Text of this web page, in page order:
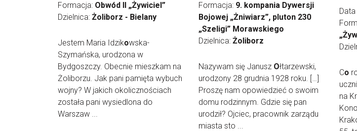
Formacja: Obwód II „Żywiciel”
Dzielnica: Żoliborz - Bielany
Jestem Maria Idzikowska-
Szymańska, urodzona w
Bydgoszczy. Obecnie mieszkam na
Żoliborzu. Jak pani pamięta wybuch
wojny? W jakich okolicznościach
została pani wysiedlona do
Warszaw ...
Formacja: 9. kompania Dywersji
Bojowej „Żniwiarz”, pluton 230
„Szeligi” Morawskiego
Dzielnica: Żoliborz
Nazywam się Janusz Ołtarzewski,
urodzony 28 grudnia 1928 roku. […]
Proszę nam opowiedzieć o swoim
domu rodzinnym. Gdzie się pan
urodził? Ojciec, pracownik zarządu
miasta sto ...
Co
na